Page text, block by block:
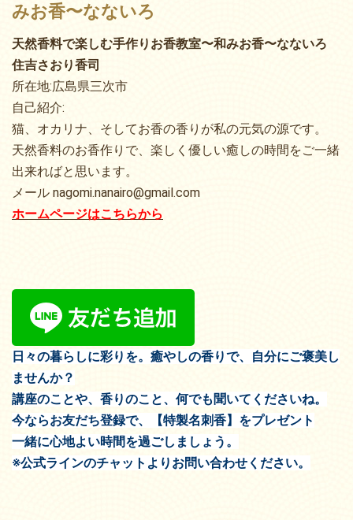
みお香〜なないろ
天然香料で楽しむ手作りお香教室〜和みお香〜なないろ
住吉さおり香司
所在地:広島県三次市
自己紹介:
猫、オカリナ、そしてお香の香りが私の元気の源です。
天然香料のお香作りで、楽しく優しい癒しの時間をご一緒
出来ればと思います。
メール nagomi.nanairo@gmail.com
ホームページはこちらから
日々の暮らしに彩りを。癒やしの香りで、自分にご褒美し
ませんか？
講座のことや、香りのこと、何でも聞いてくださいね。
今ならお友だち登録で、【特製名刺香】をプレゼント
一緒に心地よい時間を過ごしましょう。
※公式ラインのチャットよりお問い合わせください。